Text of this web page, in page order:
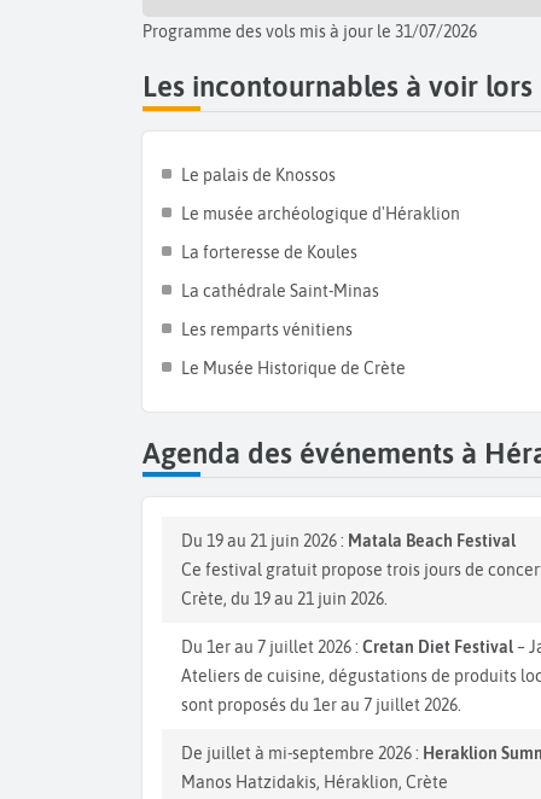
Programme des vols mis à jour le 31/07/2026
Les incontournables à voir
Le palais de Knossos
Le musée archéologique d'Héraklion
La forteresse de Koules
La cathédrale Saint-Minas
Les remparts vénitiens
Le Musée Historique de Crète
Agenda des événements à
Du 19 au 21 juin 2026 : Matala Beach Festival
Ce festival gratuit propose trois jours de
Crète, du 19 au 21 juin 2026.
Du 1er au 7 juillet 2026 : Cretan Diet Festival–
Ateliers de cuisine, dégustations de produits
sont proposés du 1er au 7 juillet 2026.
De juillet à mi-septembre 2026 : Heraklion
Manos Hatzidakis, Héraklion, Crète